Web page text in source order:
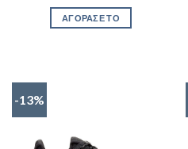
was:
€119,00.
ΑΓΟΡΑΣΕ ΤΟ
-13%